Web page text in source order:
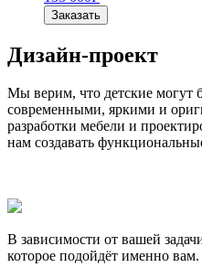
Заказать
Дизайн-проект
Мы верим, что детские
современными, яркими и
разработки мебели и
нам создавать
В зависимости от вашей
которое подойдёт именно вам.